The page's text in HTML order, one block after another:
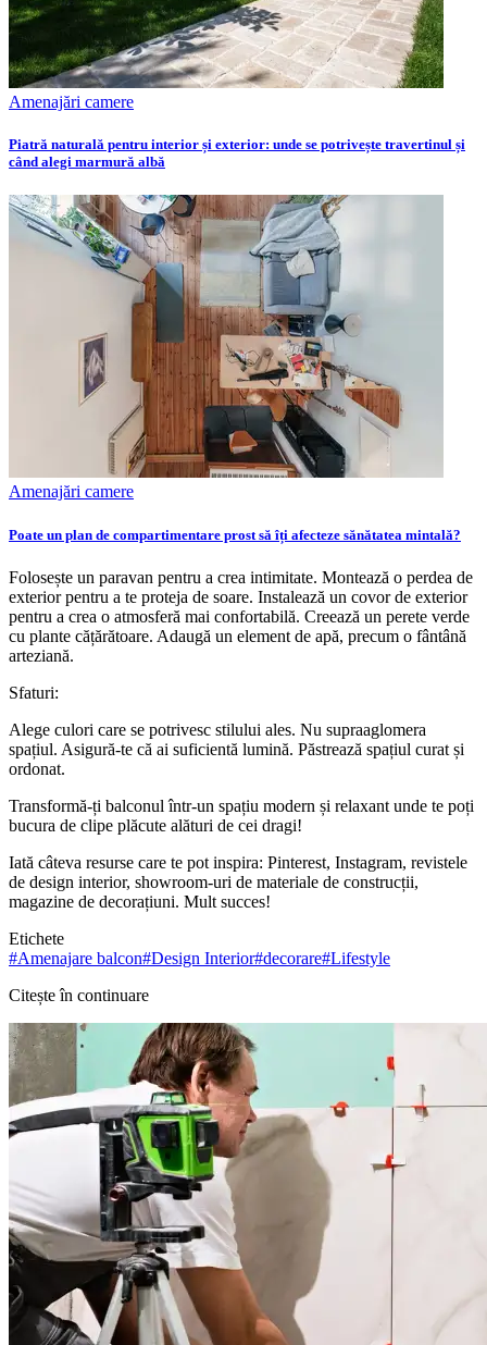
Amenajări camere
Piatră naturală pentru interior și exterior: unde se potrivește travertinul și
când alegi marmură albă
Amenajări camere
Poate un plan de compartimentare prost să îți afecteze sănătatea mintală?
Folosește un paravan pentru a crea intimitate. Montează o perdea de
exterior pentru a te proteja de soare. Instalează un covor de exterior
pentru a crea o atmosferă mai confortabilă. Creează un perete verde
cu plante cățărătoare. Adaugă un element de apă, precum o fântână
arteziană.
Sfaturi:
Alege culori care se potrivesc stilului ales. Nu supraaglomera
spațiul. Asigură-te că ai suficientă lumină. Păstrează spațiul curat și
ordonat.
Transformă-ți balconul într-un spațiu modern și relaxant unde te poți
bucura de clipe plăcute alături de cei dragi!
Iată câteva resurse care te pot inspira: Pinterest, Instagram, revistele
de design interior, showroom-uri de materiale de construcții,
magazine de decorațiuni. Mult succes!
Etichete
#Amenajare balcon#Design Interior#decorare#Lifestyle
Citește în continuare